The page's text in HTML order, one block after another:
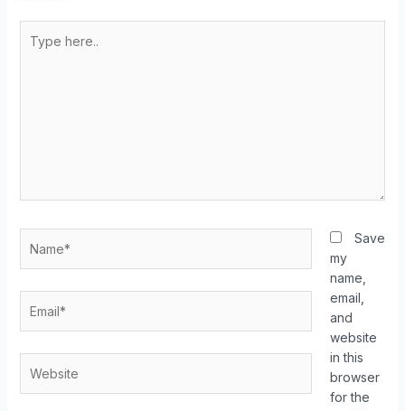
here..
Save
my
name,
email,
and
website
in this
browser
for the